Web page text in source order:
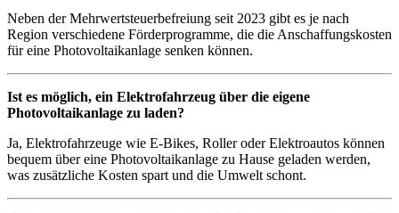
Neben der Mehrwertsteuerbefreiung seit 2023 gibt es je nach
Region verschiedene Förderprogramme, die die Anschaffungskosten
für eine Photovoltaikanlage senken können.
Ist es möglich, ein Elektrofahrzeug über die eigene
Photovoltaikanlage zu laden?
Ja, Elektrofahrzeuge wie E-Bikes, Roller oder Elektroautos können
bequem über eine Photovoltaikanlage zu Hause geladen werden,
was zusätzliche Kosten spart und die Umwelt schont.